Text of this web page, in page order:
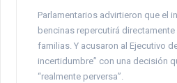
Parlamentarios advirtieron que el
bencinas repercutirá
familias. Y acusaron al Ejecutivo
incertidumbre” con una decisión
“realmente perversa”.